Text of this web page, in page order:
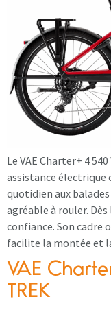
Le VAE Charter+ 4
assistance électrique
quotidien aux
agréable à rouler.
confiance. Son cadre
facilite la montée et
VAE
TREK